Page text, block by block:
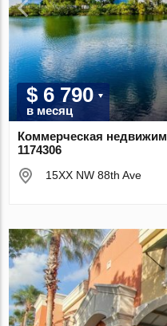
$ 6 790
в месяц
Коммерческая
1174306
15XX NW 88th Ave